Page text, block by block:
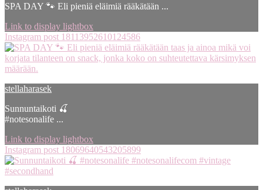
SPA DAY 🐾 Eli pieniä eläimiä rääkätään ...
Link to display lightbox
Instagram post 18113952610124586
stellaharasek
Sunnuntaikoti 🍒
#notesonalife ...
Link to display lightbox
Instagram post 18069640543205899